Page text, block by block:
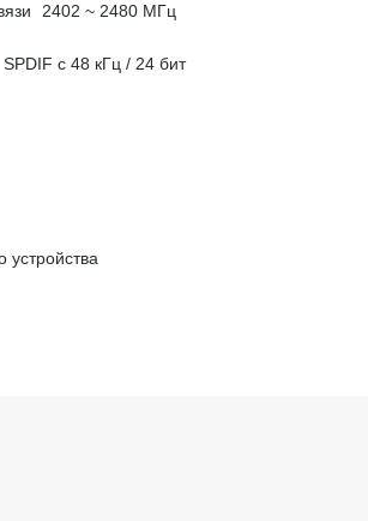
2402 ~ 2480 МГц
SPDIF с 48 кГц / 24 бит
устройства